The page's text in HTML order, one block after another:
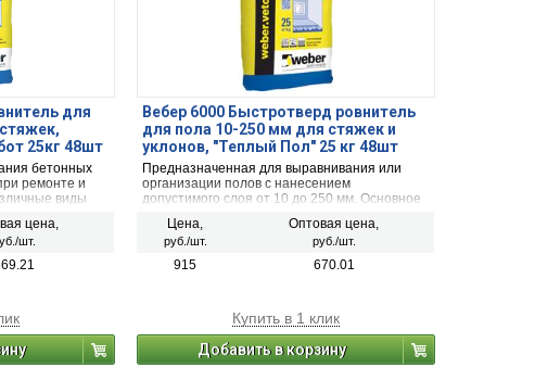
для
25кг 48шт
бетонных
ремонте и
виды
дефектов
в
электрическими
цена,
шт.
Вебер 6000 Быстротверд ровнитель
для пола 10-250 мм для стяжек и
уклонов, "Теплый Пол" 25 кг 48шт
Предназначенная для выравнивания или
организации полов с нанесением
допустимого слоя от 10 до 250 мм. Основное
заключается в том, что он прекрасно
подходит для проведения, как внутренних,
так и наружных работ.
Цена,
руб./шт.
Оптовая цена,
руб./шт.
915 670.01
Купить в 1 клик
Добавить в корзину